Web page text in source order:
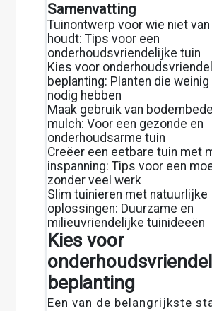
Samenvatting
Tuinontwerp voor wie niet
houdt: Tips voor een
onderhoudsvriendelijke tuin
Kies voor
beplanting: Planten die
nodig hebben
Maak gebruik van
mulch: Voor een gezonde en
onderhoudsarme tuin
Creëer een eetbare tuin met
inspanning: Tips voor een
zonder veel werk
Slim tuinieren met natuurlijke
oplossingen: Duurzame en
milieuvriendelijke tuinideeën
Kies voor
beplanting
Een van de belangrijkste